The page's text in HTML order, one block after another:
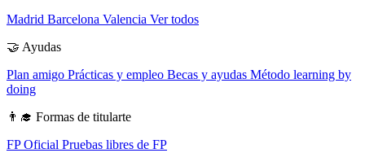
Madrid Barcelona Valencia Ver todos
🤝 Ayudas
Plan amigo Prácticas y empleo Becas y ayudas Método learning by
doing
👨‍🎓 Formas de titularte
FP Oficial Pruebas libres de FP